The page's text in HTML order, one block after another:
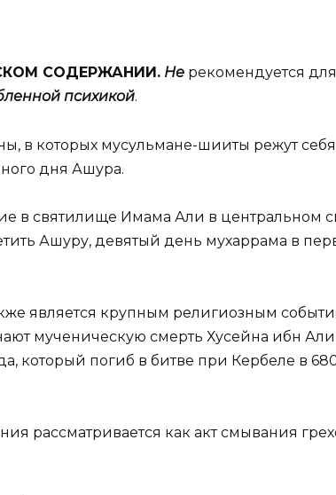
СОДЕРЖАНИИ. Не рекомендуется для
психикой.
в которых мусульмане-шииты режут себя
дня Ашура.
в святилище Имама Али в центральном
Ашуру, девятый день мухаррама в
является крупным религиозным
мученическую смерть Хусейна ибн Али
который погиб в битве при Кербеле в
рассматривается как акт смывания